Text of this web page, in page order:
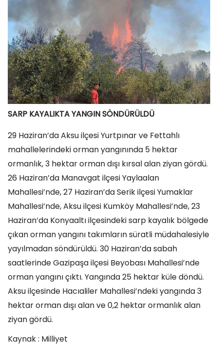
SARP KAYALIKTA YANGIN SÖNDÜRÜLDÜ
29 Haziran’da Aksu ilçesi Yurtpınar ve Fettahlı
mahallelerindeki orman yangınında 5 hektar
ormanlık, 3 hektar orman dışı kırsal alan ziyan gördü.
26 Haziran’da Manavgat ilçesi Yaylaalan
Mahallesi’nde, 27 Haziran’da Serik ilçesi Yumaklar
Mahallesi’nde, Aksu ilçesi Kumköy Mahallesi’nde, 23
Haziran’da Konyaaltı ilçesindeki sarp kayalık bölgede
çıkan orman yangını takımların süratli müdahalesiyle
yayılmadan söndürüldü. 30 Haziran’da sabah
saatlerinde Gazipaşa ilçesi Beyobası Mahallesi’nde
orman yangını çıktı. Yangında 25 hektar küle döndü.
Aksu ilçesinde Hacıaliler Mahallesi’ndeki yangında 3
hektar orman dışı alan ve 0,2 hektar ormanlık alan
ziyan gördü.
Kaynak : Milliyet